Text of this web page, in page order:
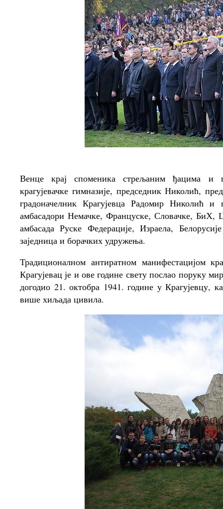
Венце крај споменика стрељаним ђацима и
крагујевачке гимназије, председник Николић,
градоначелник Крагујевца Радомир Николић
амбасадори Немачке, Француске, Словачке,
амбасада Руске Федерације, Израела,
заједница и борачких удружења.
Традиционалном антиратном манифестацијом
Крагујевац је и ове године свету послао поруку
догодио 21. октобра 1941. године у Крагујевцу,
више хиљада цивила.